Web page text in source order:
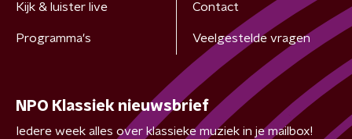
Kijk & luister live
Programma's
Contact
Veelgestelde vragen
NPO Klassiek nieuwsbrief
Iedere week alles over klassieke muziek in je mailbox!